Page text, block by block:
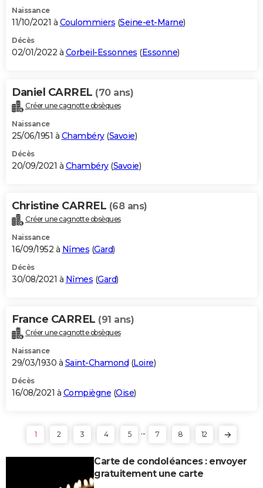
Naissance
11/10/2021 à Coulommiers (Seine-et-Marne)
Décès
02/01/2022 à Corbeil-Essonnes (Essonne)
Daniel CARREL (70 ans)
Créer une cagnotte obsèques
Naissance
25/06/1951 à Chambéry(Savoie)
Décès
20/09/2021 à Chambéry(Savoie)
Christine CARREL (68 ans)
Créer une cagnotte obsèques
Naissance
16/09/1952 à Nîmes (Gard)
Décès
30/08/2021 à Nîmes (Gard)
France CARREL (91 ans)
Créer une cagnotte obsèques
Naissance
29/03/1930 à Saint-Chamond (Loire)
Décès
16/08/2021 à Compiègne (Oise)
1 2 3 4 5 ... 7 8 12
Carte de condoléances : envoyer
gratuitement une carte